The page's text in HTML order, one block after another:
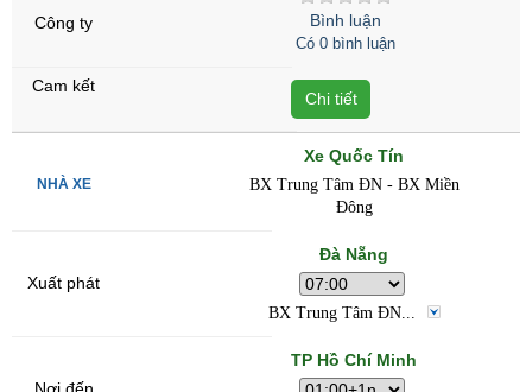
Bình luận
Có 0 bình luận
Chi tiết
Xe Quốc Tín
BX Trung Tâm ĐN - BX Miền
Đông
Đà Nẵng
BX Trung Tâm ĐN...
TP Hồ Chí Minh